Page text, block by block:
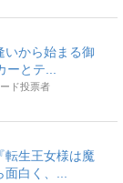
いから始まる御
とテ...
ド投票者
転生王女様は魔
白く、...